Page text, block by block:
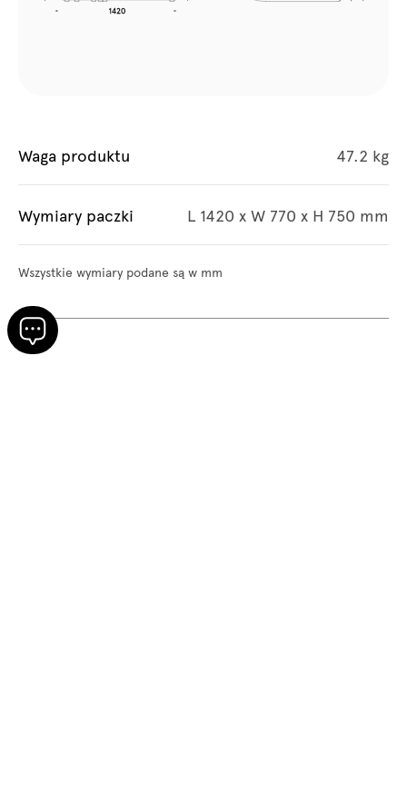
Waga produktu 47.2 kg
Wymiary paczki L 1420 x W 770 x H 750 mm
Wszystkie wymiary podane są w mm